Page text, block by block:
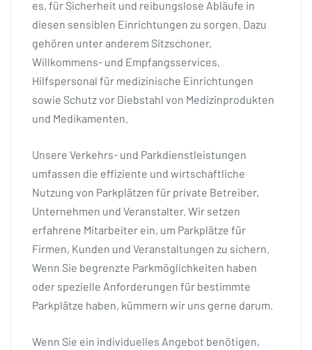
es, für Sicherheit und reibungslose Abläufe in
diesen sensiblen Einrichtungen zu sorgen. Dazu
gehören unter anderem Sitzschoner,
Willkommens- und Empfangsservices,
Hilfspersonal für medizinische Einrichtungen
sowie Schutz vor Diebstahl von Medizinprodukten
und Medikamenten.
Unsere Verkehrs- und Parkdienstleistungen
umfassen die effiziente und wirtschaftliche
Nutzung von Parkplätzen für private Betreiber,
Unternehmen und Veranstalter. Wir setzen
erfahrene Mitarbeiter ein, um Parkplätze für
Firmen, Kunden und Veranstaltungen zu sichern.
Wenn Sie begrenzte Parkmöglichkeiten haben
oder spezielle Anforderungen für bestimmte
Parkplätze haben, kümmern wir uns gerne darum.
Wenn Sie ein individuelles Angebot benötigen,